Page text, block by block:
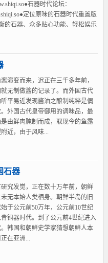
石器时代论坛：
定位原味的石器时代重置版
的石器、众多贴心功能、轻松娱乐
演变而来，迟正在三千多年前，
无制做酱的记录了。而外国古代
平易近发现酱油之酿制纯粹是偶
外国古代皇帝御用的调味品，最
由鲜肉腌制而成，取现今的鱼露
近，由于风味...
石器
究发觉，正在数十万年前，朝鲜
无本始人类栖身。朝鲜半岛的旧
于公元前50万年，公元前10世纪
铜器时代。到了公元前4世纪进入
韩国和朝鲜史学家猜想朝鲜人本
在亚洲...